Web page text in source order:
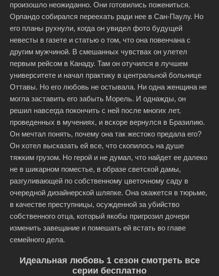
произошло неожиданно. Они готовились пожениться.
Орландо собирался переехать ради нее в Сан-Паулу. Но
его планы рухнули, когда он увидел фото будущей
невесты в газете и статью о том, что она повенчана с
другим мужчиной. В смешанных чувствах он улетел
первым рейсом в Канаду. Там он отучился в лучшем
университете и начал практику в центральной больнице
Оттавы. Но его любовь не остывала. Ни одна женщина не
могла заставить его забыть Морель. И однажды, он
решил навсегда покончить с ней после многих лет,
проведенных в мучениях, и вскоре вернулся в Бразилию.
Он мечтал понять, почему она так жестоко предала его?
Он хотел высказать ей все, что скопилось на душе
тяжким грузом. Но герой и не думал, что найдет ее далеко
не в шикарном поместье, в образе светской дамы,
разгуливающей по собственному цветочному саду в
очередной дизайнерской шляпке. Она окажется в тюрьме,
в качестве преступницы, осужденной за убийство
собственного отца, который якобы пригрозил дочери
изменить завещание и помешать ей встать во главе
семейного дела.
Идеальная любовь 1 сезон смотреть все
серии бесплатно